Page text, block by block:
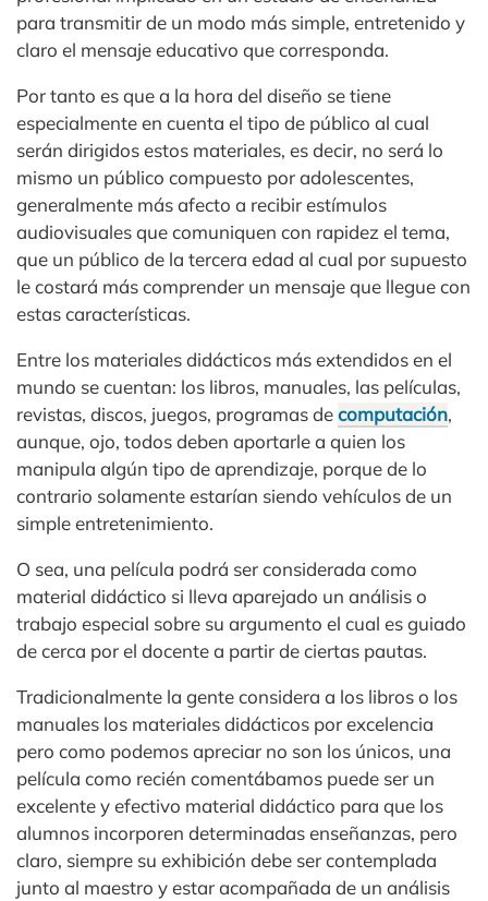
para transmitir de un modo más simple, entretenido y
claro el mensaje educativo que corresponda.
Por tanto es que a la hora del diseño se tiene
especialmente en cuenta el tipo de público al cual
serán dirigidos estos materiales, es decir, no será lo
mismo un público compuesto por adolescentes,
generalmente más afecto a recibir estímulos
audiovisuales que comuniquen con rapidez el tema,
que un público de la tercera edad al cual por supuesto
le costará más comprender un mensaje que llegue con
estas características.
Entre los materiales didácticos más extendidos en el
mundo se cuentan: los libros, manuales, las películas,
revistas, discos, juegos, programas decomputación,
aunque, ojo, todos deben aportarle a quien los
manipula algún tipo de aprendizaje, porque de lo
contrario solamente estarían siendo vehículos de un
simple entretenimiento.
O sea, una película podrá ser considerada como
material didáctico si lleva aparejado un análisis o
trabajo especial sobre su argumento el cual es guiado
de cerca por el docente a partir de ciertas pautas.
Tradicionalmente la gente considera a los libros o los
manuales los materiales didácticos por excelencia
pero como podemos apreciar no son los únicos, una
película como recién comentábamos puede ser un
excelente y efectivo material didáctico para que los
alumnos incorporen determinadas enseñanzas, pero
claro, siempre su exhibición debe ser contemplada
junto al maestro y estar acompañada de un análisis